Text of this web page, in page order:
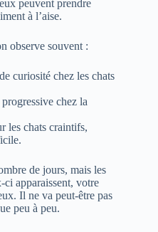
peuvent prendre
à l’aise.
observe souvent :
curiosité chez les chats
chez la
les chats craintifs,
de jours, mais les
ci apparaissent, votre
Il ne va peut-être pas
peu à peu.